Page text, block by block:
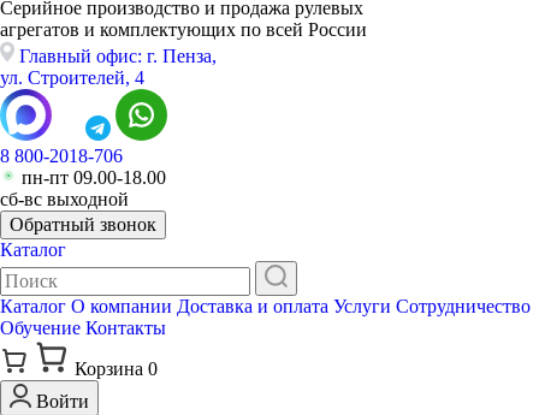
Серийное производство и продажа рулевых
агрегатов и комплектующих по всей России
Главный офис: г. Пенза,
ул. Строителей, 4
8 800-2018-706
пн-пт 09.00-18.00
сб-вс выходной
Обратный звонок
Каталог
Каталог О компании Доставка и оплата Услуги Сотрудничество
Обучение Контакты
Корзина 0
Войти